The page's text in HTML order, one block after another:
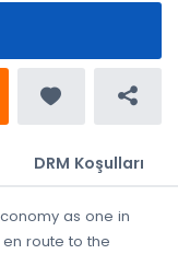
DRM Koşulları
as one in
route to the